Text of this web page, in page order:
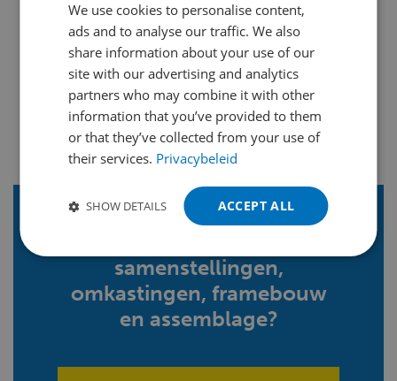
samenstellingen,
omkastingen, framebouw
en assemblage?
DUTCH
ENGLISH
FRENCH
GERMAN
SPANISH
We use cookies to personalise content,
ads and to analyse our traffic. We also
share information about your use of our
site with our advertising and analytics
partners who may combine it with other
information that you’ve provided to them
or that they’ve collected from your use of
their services. Privacybeleid
ACCEPT ALL
SHOW DETAILS